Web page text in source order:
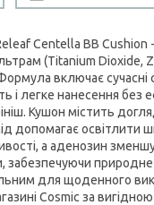
Centella BB Cushion
(Titanium Dioxide,
включає
і легке нанесення
Кушон містить
допомагає освітлити
а аденозин
природне
для щоденного
Cosmic за